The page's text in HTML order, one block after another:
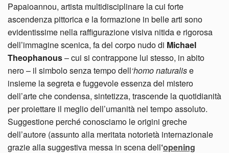
Papaioannou, artista multidisciplinare la cui forte
ascendenza pittorica e la formazione in belle arti sono
evidentissime nella raffigurazione visiva nitida e rigorosa
dell’immagine scenica, fa del corpo nudo di Michael
Theophanous– cui si contrappone lui stesso, in abito
nero – il simbolo senza tempo dell‘homo naturalise
insieme la segreta e fuggevole essenza del mistero
dell’arte che condensa, sintetizza, trascende la quotidianità
per proiettare il meglio dell’umanità nel tempo assoluto.
Suggestione perché conosciamo le origini greche
dell’autore (assunto alla meritata notorietà internazionale
grazie alla suggestiva messa in scena dell‘opening